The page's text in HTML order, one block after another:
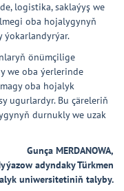
logistika, saklaýyş we
oba hojalygynyň
ýokarlandyrýar.
önümçilige
we oba ýerlerinde
oba hojalyk
ugurlardyr. Bu çäreleriň
durnukly we uzak
Gunça MERDANOWA,
adyndaky Türkmen
uniwersitetiniň talyby.